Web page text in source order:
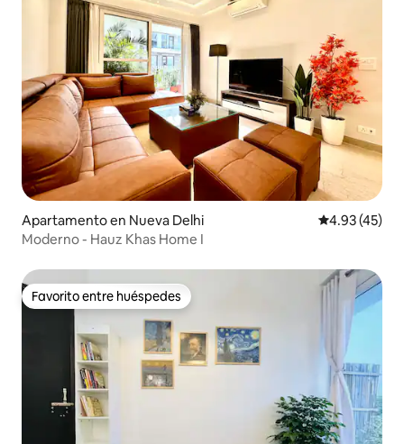
Apartamento en Nueva Delhi Calificación
4.93 (45)
Moderno - Hauz Khas Home I
Favorito entre huéspedes
Favorito entre huéspedes